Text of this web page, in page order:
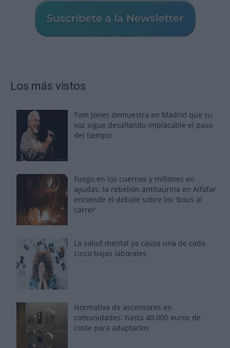
Los más vistos
Tom Jones demuestra en Madrid que su
voz sigue desafiando implacable el paso
del tiempo
Fuego en los cuernos y millones en
ayudas: la rebelión antitaurina en Alfafar
enciende el debate sobre los 'bous al
carrer'
La salud mental ya causa una de cada
cinco bajas laborales
Normativa de ascensores en
comunidades: hasta 40.000 euros de
coste para adaptarlos